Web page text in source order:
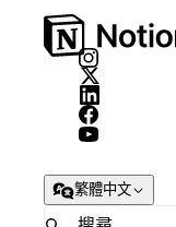
繁體中文